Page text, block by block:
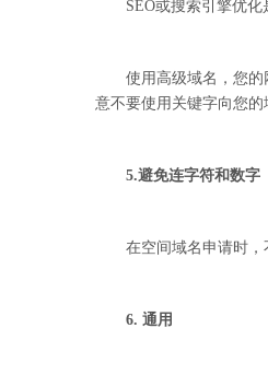
SEO或搜索引擎优化
使用高级域名，您的网
意不要使用关键字向您的
5.避免连字符和数字
在空间域名申请时，不
6. 通用